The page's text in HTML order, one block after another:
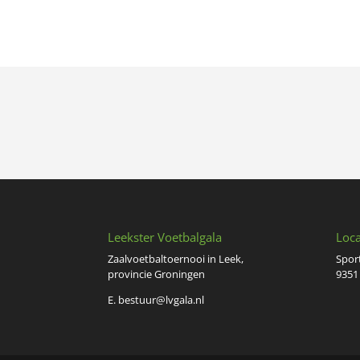
Leekster Voetbalgala
Zaalvoetbaltoernooi in Leek,
provincie Groningen
E. bestuur@lvgala.nl